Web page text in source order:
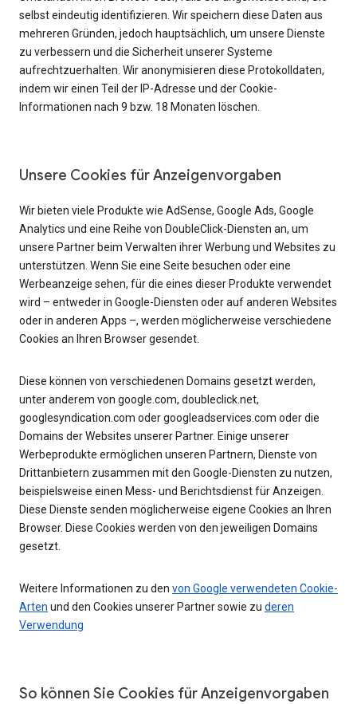
selbst eindeutig identifizieren. Wir speichern diese Daten aus
mehreren Gründen, jedoch hauptsächlich, um unsere Dienste
zu verbessern und die Sicherheit unserer Systeme
aufrechtzuerhalten. Wir anonymisieren diese Protokolldaten,
indem wir einen Teil der IP-Adresse und der Cookie-
Informationen nach 9 bzw. 18 Monaten löschen.
Unsere Cookies für Anzeigenvorgaben
Wir bieten viele Produkte wie AdSense, Google Ads, Google
Analytics und eine Reihe von DoubleClick-Diensten an, um
unsere Partner beim Verwalten ihrer Werbung und Websites zu
unterstützen. Wenn Sie eine Seite besuchen oder eine
Werbeanzeige sehen, für die eines dieser Produkte verwendet
wird – entweder in Google-Diensten oder auf anderen Websites
oder in anderen Apps –, werden möglicherweise verschiedene
Cookies an Ihren Browser gesendet.
Diese können von verschiedenen Domains gesetzt werden,
unter anderem von google.com, doubleclick.net,
googlesyndication.com oder googleadservices.com oder die
Domains der Websites unserer Partner. Einige unserer
Werbeprodukte ermöglichen unseren Partnern, Dienste von
Drittanbietern zusammen mit den Google-Diensten zu nutzen,
beispielsweise einen Mess- und Berichtsdienst für Anzeigen.
Diese Dienste senden möglicherweise eigene Cookies an Ihren
Browser. Diese Cookies werden von den jeweiligen Domains
gesetzt.
Weitere Informationen zu den von Google verwendeten Cookie-
Arten und den Cookies unserer Partner sowie zu deren
Verwendung
So können Sie Cookies für Anzeigenvorgaben